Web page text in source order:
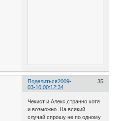
Поделиться 35
2009-
03-10 00:12:34
Чекист и Алекс,странно хотя
и возможно. На всякий
случай спрошу не по одному